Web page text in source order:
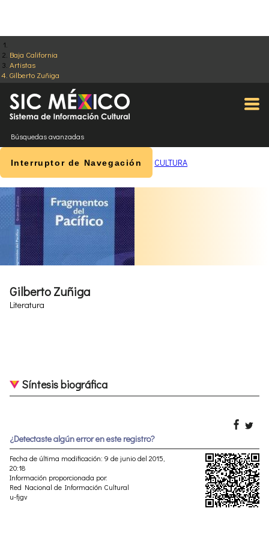
Baja California
Artistas
Gilberto Zuñiga
Búsquedas avanzadas
Interruptor de Navegación CULTURA
Gilberto Zuñiga
Literatura
Síntesis biográfica
¿Detectaste algún error en este registro?
Fecha de última modificación: 9 de junio del 2015,
20:18
Información proporcionada por:
Red Nacional de Información Cultural
u-fjgv